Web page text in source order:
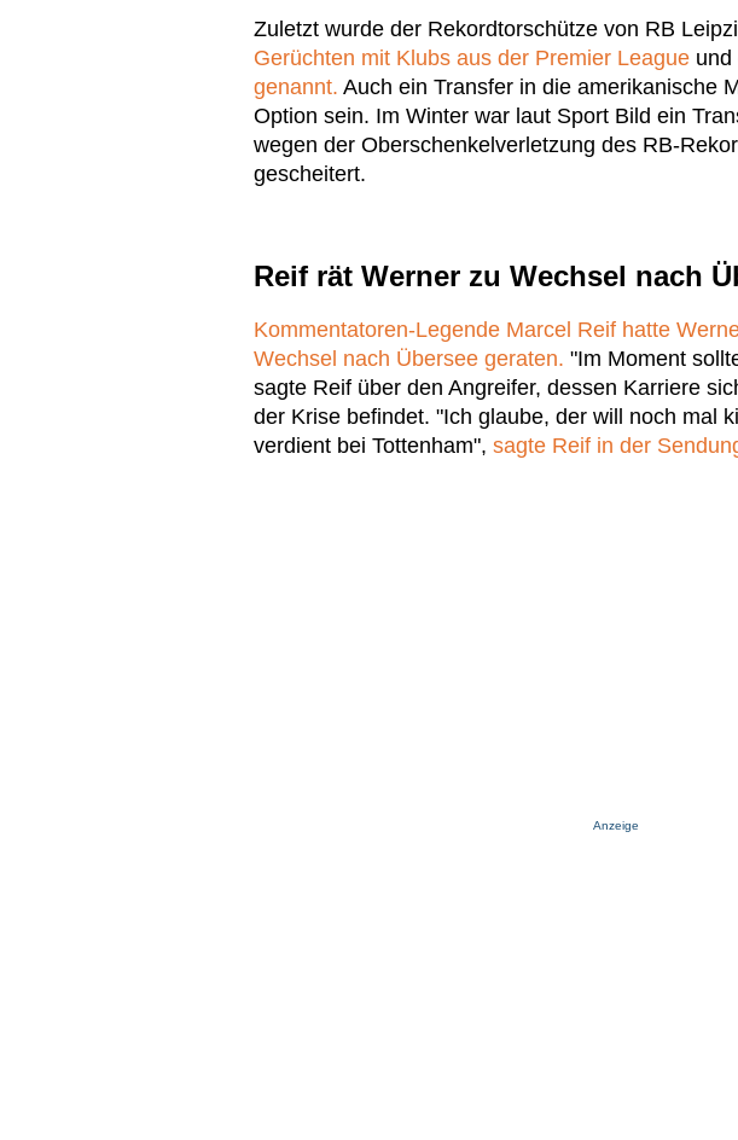
Zuletzt wurde der Rekordtorschütze von RB
Gerüchten mit Klubs aus der Premier League und
genannt. Auch ein Transfer in die amerikanische
Option sein. Im Winter war laut Sport Bild ein
wegen der Oberschenkelverletzung des RB-
gescheitert.
Reif rät Werner zu Wechsel nach
Kommentatoren-Legende Marcel Reif hatte
Wechsel nach Übersee geraten. "Im Moment
sagte Reif über den Angreifer, dessen Karriere
der Krise befindet. "Ich glaube, der will noch mal
verdient bei Tottenham", sagte Reif in der
Anzeige